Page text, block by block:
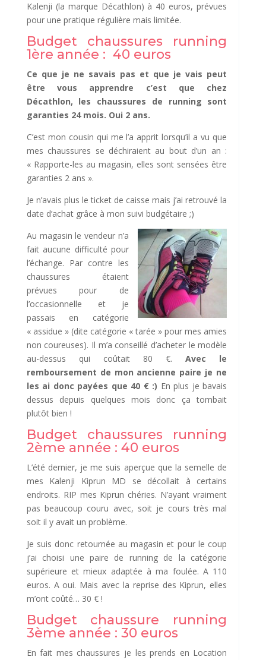
Kalenji (la marque Décathlon) à 40 euros, prévues
pour une pratique régulière mais limitée.
Budget chaussures running
1ère année : 40 euros
Ce que je ne savais pas et que je vais peut
être vous apprendre c’est que chez
Décathlon, les chaussures de running sont
garanties 24 mois. Oui 2 ans.
C’est mon cousin qui me l’a apprit lorsqu’il a vu que
mes chaussures se déchiraient au bout d’un an :
« Rapporte-les au magasin, elles sont sensées être
garanties 2 ans ».
Je n’avais plus le ticket de caisse mais j’ai retrouvé la
date d’achat grâce à mon suivi budgétaire ;)
Au magasin le vendeur n’a
fait aucune difficulté pour
l’échange. Par contre les
chaussures étaient
prévues pour de
l’occasionnelle et je
passais en catégorie
« assidue » (dite catégorie « tarée » pour mes amies
non coureuses). Il m’a conseillé d’acheter le modèle
au-dessus qui coûtait 80 €.Avec le
remboursement de mon ancienne paire je ne
les ai donc payées que 40 € :) En plus je bavais
dessus depuis quelques mois donc ça tombait
plutôt bien !
Budget chaussures running
2ème année : 40 euros
L’été dernier, je me suis aperçue que la semelle de
mes Kalenji Kiprun MD se décollait à certains
endroits. RIP mes Kiprun chéries. N’ayant vraiment
pas beaucoup couru avec, soit je cours très mal
soit il y avait un problème.
Je suis donc retournée au magasin et pour le coup
j’ai choisi une paire de running de la catégorie
supérieure et mieux adaptée à ma foulée. A 110
euros. A oui. Mais avec la reprise des Kiprun, elles
m’ont coûté… 30 € !
Budget chaussure running
3ème année : 30 euros
En fait mes chaussures je les prends en Location